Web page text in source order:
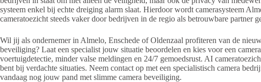
systeem enkel bij echte dreiging alarm slaat. Hierdoor wordt camerasysteem
cameratoezicht steeds vaker door bedrijven in de regio als betrouwbare partner
Wil jij als ondernemer in Almelo, Enschede of Oldenzaal profiteren van de
beveiliging? Laat een specialist jouw situatie beoordelen en kies voor een
voertuigdetectie, minder valse meldingen en 24/7 gemoedsrust. AI
bent bij verdachte situaties. Neem contact op met een specialistisch camera
vandaag nog jouw pand met slimme camera beveiliging.